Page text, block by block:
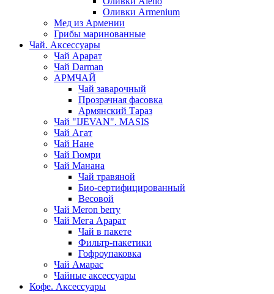
Оливки Armenium
Мед из Армении
Грибы маринованные
Чай. Аксессуары
Чай Арарат
Чай Darman
АРМЧАЙ
Чай заварочный
Прозрачная фасовка
Армянский Тараз
Чай "IJEVAN". MASIS
Чай Агат
Чай Нане
Чай Гюмри
Чай Манана
Чай травяной
Био-сертифицированный
Весовой
Чай Meron berry
Чай Мега Арарат
Чай в пакете
Фильтр-пакетики
Гофроупаковка
Чай Амарас
Чайные аксессуары
Кофе. Аксессуары